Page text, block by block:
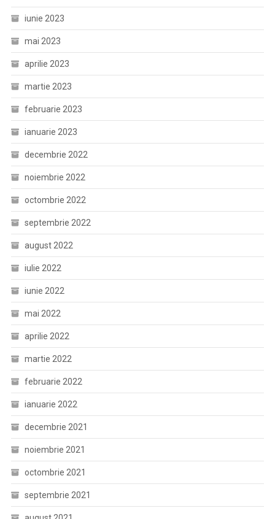
iunie 2023
mai 2023
aprilie 2023
martie 2023
februarie 2023
ianuarie 2023
decembrie 2022
noiembrie 2022
octombrie 2022
septembrie 2022
august 2022
iulie 2022
iunie 2022
mai 2022
aprilie 2022
martie 2022
februarie 2022
ianuarie 2022
decembrie 2021
noiembrie 2021
octombrie 2021
septembrie 2021